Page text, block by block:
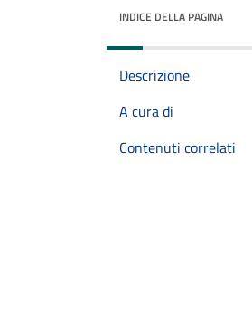
INDICE DELLA PAGINA
Descrizione
A cura di
Contenuti correlati